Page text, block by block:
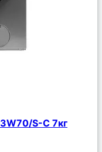
S-C 7кг